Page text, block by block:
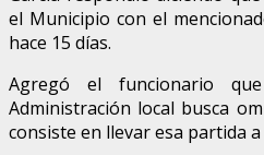
el Municipio con el
hace 15 días.
Agregó el funcionario
Administración local busca
consiste en llevar esa partida